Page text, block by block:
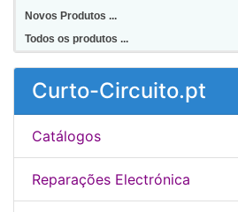
Novos Produtos ...
Todos os produtos ...
Curto-Circuito.pt
Catálogos
Reparações Electrónica